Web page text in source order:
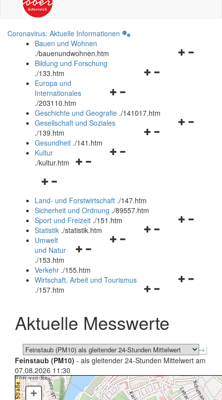
Coronavirus: Aktuelle Informationen
Bauen und Wohnen
./bauenundwohnen.htm
Navigationsmenü
Bildung und Forschung
./133.htm
Navigationsmenü
und
schließen
Europa und
Internationales
./203110.htm
Geschichte und Geografie ./141017.htm
Navigationsmenü
Gesellschaft und Soziales
./139.htm
Navigationsmenü
Gesundheit ./141.htm
Navigationsmenü
Kultur
./kultur.htm
Navigationsmenü
und
schließen
Land- und Forstwirtschaft ./147.htm
Sicherheit und Ordnung ./89557.htm
Navigationsmenü
Sport und Freizeit ./151.htm
Navigationsmenü
Statistik ./statistik.htm
Navigationsmenü
und
schließen
Umwelt
und Natur
./153.htm
Verkehr ./155.htm
Navigationsmenü
schließen
Wirtschaft, Arbeit und Tourismus
./157.htm
Aktuelle Messwerte
Feinstaub (PM10) - als gleitender 24-Stunden Mittelwert am
07.08.2026 11:30
+